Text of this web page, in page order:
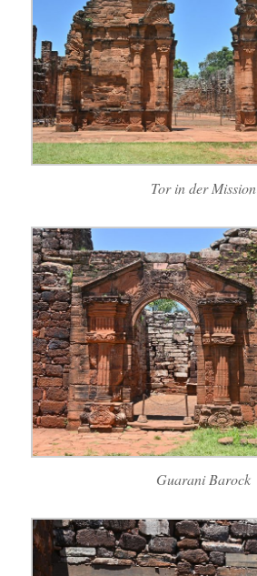
Tor in der Mission
Guarani Barock